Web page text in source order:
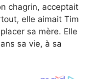
chagrin, acceptait
elle aimait Tim
sa mère. Elle
sa vie, à sa